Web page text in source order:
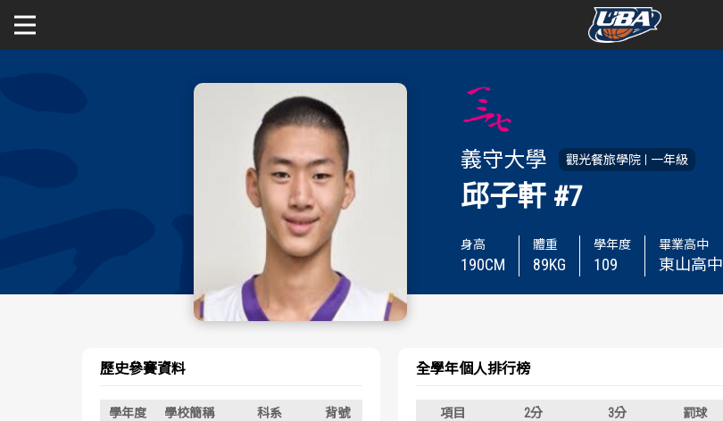
賽程表
球隊資訊
歷屆冠軍
賽程表
球隊資訊
歷屆冠軍
義守大學 觀光餐旅學院 一年級
邱子軒 #7
身高
190CM
體重
89KG
學年度
109
畢業高中
東山高中
歷史參賽資料
學年度 學校簡稱 科系 背號
全學年個人排行榜
項目 2分 3分 罰球